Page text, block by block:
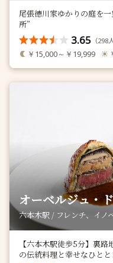
尾張徳川家ゆかりの庭を
所”
3.65 （298
￥15,000～￥19,999
オーベルジュ・
六本木駅 / フレンチ、イノ
【六本木駅徒歩5分】裏
の伝統料理と幸せなひとと